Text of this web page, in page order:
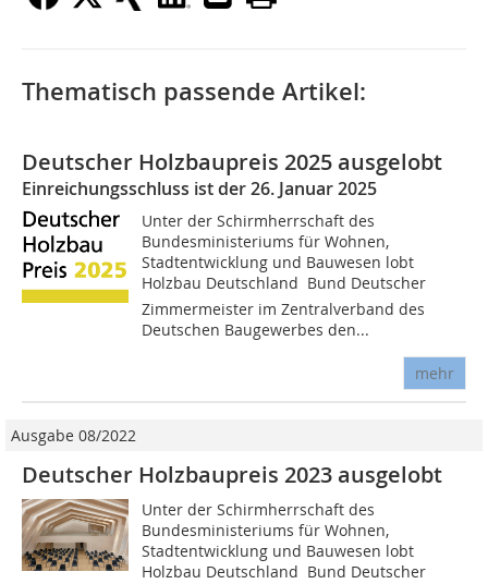
Thematisch passende Artikel:
Deutscher Holzbaupreis 2025 ausgelobt
Einreichungsschluss ist der 26. Januar 2025
Unter der Schirmherrschaft des
Bundesministeriums für Wohnen,
Stadtentwicklung und Bauwesen lobt
Holzbau Deutschland  Bund Deutscher
Zimmermeister im Zentralverband des
Deutschen Baugewerbes den...
mehr
Ausgabe 08/2022
Deutscher Holzbaupreis 2023 ausgelobt
Unter der Schirmherrschaft des
Bundesministeriums für Wohnen,
Stadtentwicklung und Bauwesen lobt
Holzbau Deutschland  Bund Deutscher